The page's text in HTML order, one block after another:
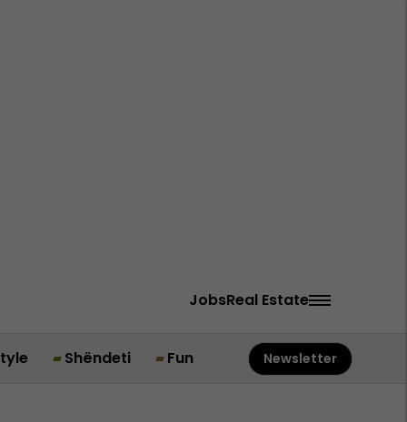
JobsReal Estate
Shëndeti Fun Newsletter